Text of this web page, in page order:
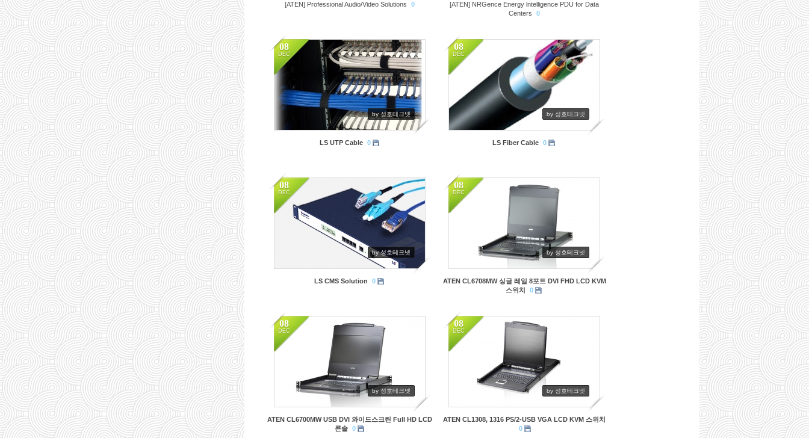
[ATEN] Professional Audio/Video Solutions 0
[ATEN] NRGence Energy lntelligence PDU for Data
Centers
0
08
DEC
by 성호테크넷
LS UTP Cable 0
08
DEC
by 성호테크넷
3013
LS Fiber Cable 0
08
DEC
by 성호테크넷
3294
LS CMS Solution 0
08
DEC
by 성호테크넷
ATEN CL6708MW 싱글 레일 8포트 DVI FHD LCD KVM
스위치
0
08
DEC
by 성호테크넷
ATEN CL6700MW USB DVI 와이드스크린 Full HD LCD
콘솔
0
08
DEC
by 성호테크넷
ATEN CL1308, 1316 PS/2-USB VGA LCD KVM 스위치
0